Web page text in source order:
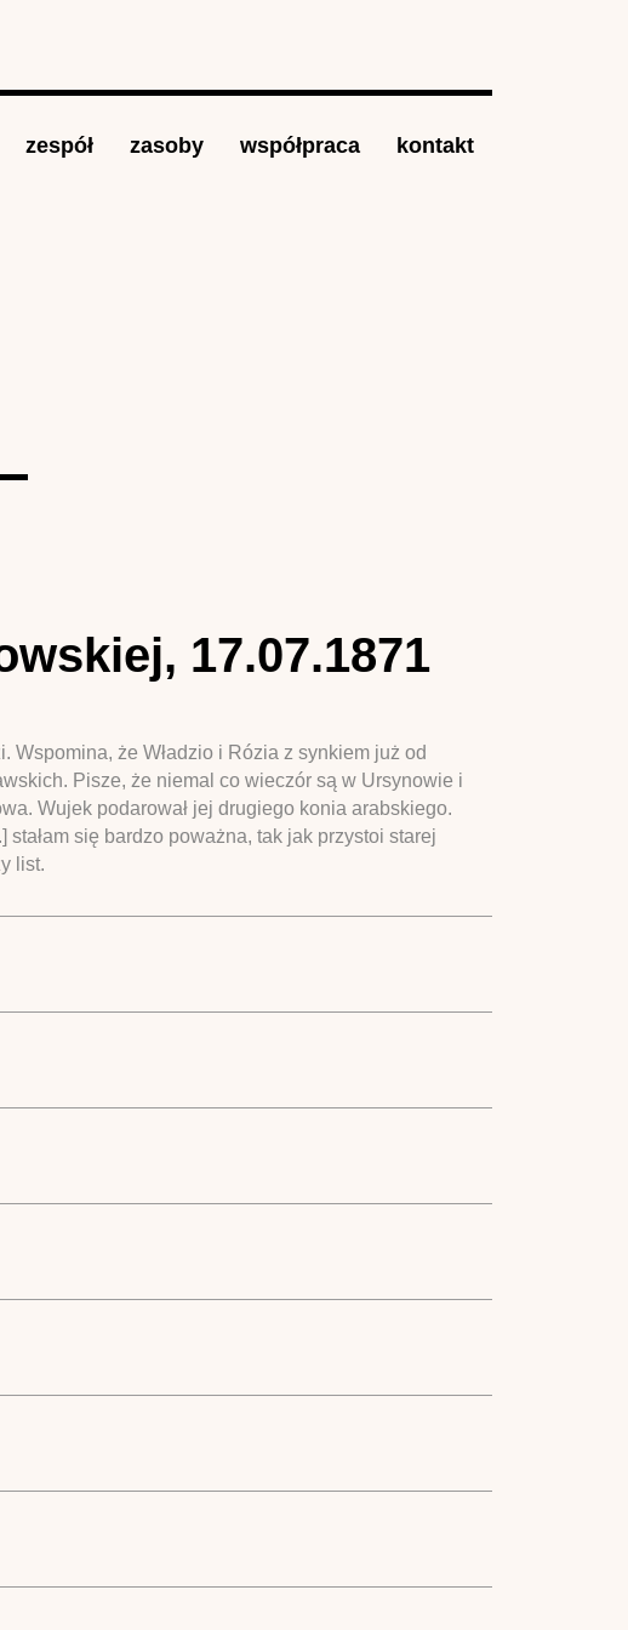
zespół zasoby współpraca kontakt
17.07.1871
że Władzio i Rózia z synkiem już od
Pisze, że niemal co wieczór są w Ursynowie i
Wujek podarował jej drugiego konia arabskiego.
się bardzo poważna, tak jak przystoi starej
list.